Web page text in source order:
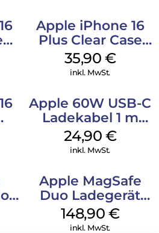
Apple iPhone 16
Plus Clear Case
MagSafe
Transparent
35,90 €
inkl. MwSt.
Apple 60W USB-C
Ladekabel 1 m
Weiß
24,90 €
inkl. MwSt.
Apple MagSafe
Duo Ladegerät
Weiß
148,90 €
inkl. MwSt.